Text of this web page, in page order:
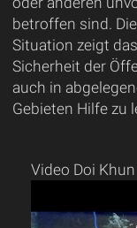
betroffen sind.
Situation zeigt
Sicherheit der
auch in
Gebieten Hilfe zu
Video Doi